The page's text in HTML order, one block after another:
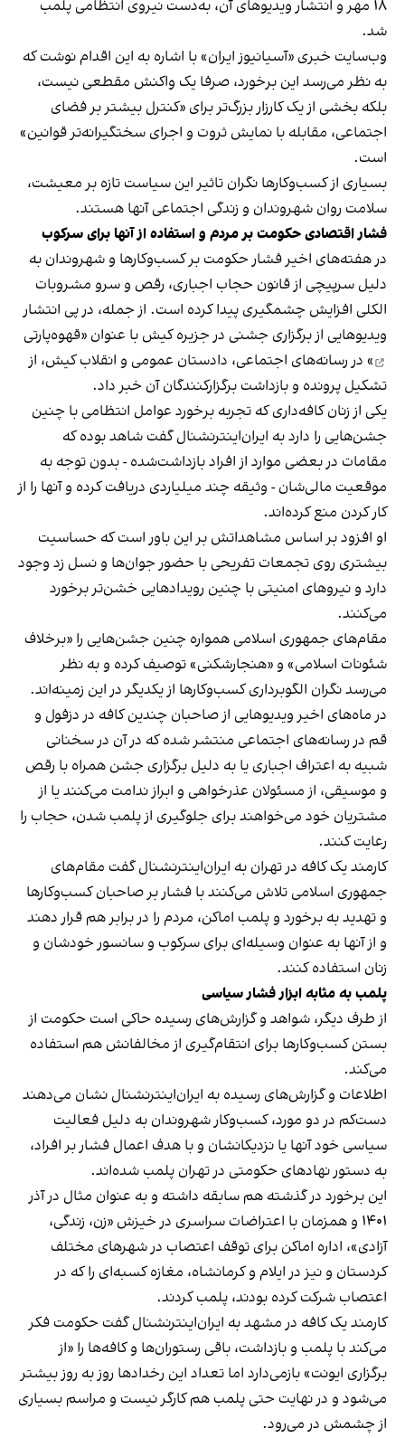
۱۸ مهر و انتشار ویدیوهای آن، به‌دست نیروی انتظامی پلمب
شد.
وب‌سایت خبری «آسیانیوز ایران» با اشاره به این اقدام نوشت که
به نظر می‌رسد این برخورد، صرفا یک واکنش مقطعی نیست،
بلکه بخشی از یک کارزار بزرگ‌تر برای «کنترل بیشتر بر فضای
اجتماعی، مقابله با نمایش ثروت و اجرای سختگیرانه‌تر قوانین»
است.
بسیاری از کسب‌وکارها نگران تاثیر این سیاست‌ تازه بر معیشت،
سلامت روان شهروندان و زندگی اجتماعی آنها هستند.
فشار اقتصادی حکومت بر مردم و استفاده از آنها برای سرکوب
در هفته‌های اخیر فشار حکومت بر کسب‌وکارها و شهروندان به
دلیل سرپیچی از قانون حجاب اجباری، رقص و سرو مشروبات
الکلی افزایش چشمگیری پیدا کرده است. از جمله، در پی انتشار
ویدیوهایی از برگزاری جشنی در جزیره کیش با عنوان «قهوه‌پارتی
» در رسانه‌های اجتماعی، دادستان عمومی و انقلاب کیش، از
تشکیل پرونده و بازداشت برگزارکنندگان آن خبر داد.
یکی از زنان کافه‌داری که تجربه برخورد عوامل انتظامی با چنین
جشن‌هایی را دارد به ایران‌اینترنشنال گفت شاهد بوده که
مقامات در بعضی موارد از افراد بازداشت‌‌شده - بدون توجه به
موقعیت مالی‌شان - وثیقه چند میلیاردی دریافت کرده و آنها را از
کار کردن منع کرده‌اند.
او افزود بر اساس مشاهداتش بر این باور است که حساسیت
بیشتری روی تجمعات تفریحی با حضور جوان‌ها و نسل زد وجود
دارد و نیروهای امنیتی با چنین رویدادهایی خشن‌تر برخورد
می‌کنند.
مقام‌های جمهوری اسلامی همواره چنین جشن‌هایی را «برخلاف
شئونات اسلامی» و «هنجارشکنی» توصیف کرده و به نظر
می‌رسد نگران الگوبرداری کسب‌وکارها از یکدیگر در این زمینه‌اند.
در ماه‌های اخیر ویدیوهایی از صاحبان چندین کافه در دزفول و
قم در رسانه‌های اجتماعی منتشر شده که در آن در سخنانی
شبیه به اعتراف اجباری یا به دلیل برگزاری جشن همراه با رقص
و موسیقی، از مسئولان عذرخواهی و ابراز ندامت می‌کنند یا از
مشتریان خود می‌خواهند برای جلوگیری از پلمب شدن، حجاب را
رعایت کنند.
کارمند یک کافه در تهران به ایران‌اینترنشنال گفت مقام‌های
جمهوری اسلامی تلاش می‌کنند با فشار بر صاحبان کسب‌وکارها
و تهدید به برخورد و پلمب اماکن، مردم را در برابر هم قرار دهند
و از آنها به عنوان وسیله‌ای برای سرکوب و سانسور خودشان و
زنان استفاده کنند.
پلمب به مثابه ابزار فشار سیاسی
از طرف دیگر، شواهد و گزارش‌های رسیده حاکی است حکومت از
بستن کسب‌وکارها برای انتقام‌گیری از مخالفانش هم استفاده
می‌کند.
اطلاعات و گزارش‌های رسیده به ایران‌اینترنشنال نشان می‌دهند
دست‌کم در دو مورد، کسب‌وکار شهروندان به دلیل فعالیت
سیاسی خود آنها یا نزدیکانشان و با هدف اعمال فشار بر افراد،
به دستور نهادهای حکومتی در تهران پلمب شده‌اند.
این برخورد در گذشته هم سابقه داشته و به عنوان مثال در آذر
۱۴۰۱ و همزمان با اعتراضات سراسری در خیزش «زن، زندگی،
آزادی»، اداره اماکن برای توقف اعتصاب در شهرهای مختلف
کردستان و نیز در ایلام و کرمانشاه، مغازه کسبه‌ای را که در
اعتصاب شرکت کرده بودند، پلمب کردند.
کارمند یک کافه در مشهد به ایران‌اینترنشنال گفت حکومت فکر
می‌کند با پلمب و بازداشت، باقی رستوران‌ها و کافه‌ها را «از
برگزاری ایونت» بازمی‌دارد اما تعداد این رخدادها روز به روز بیشتر
می‌شود و در نهایت حتی پلمب هم کارگر نیست و مراسم بسیاری
از چشمش در می‌رود.